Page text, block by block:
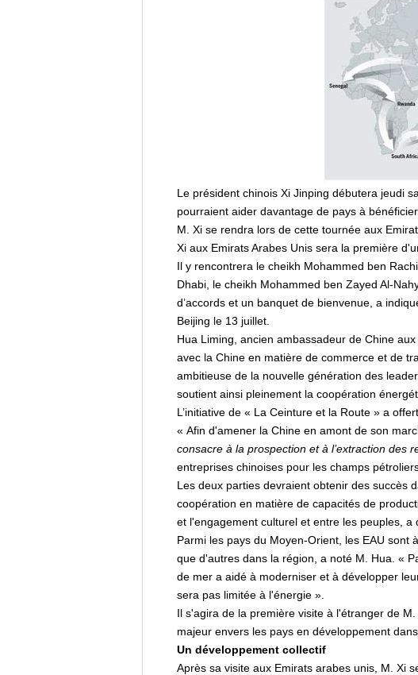
Le président chinois Xi Jinping débutera jeudi
pourraient aider davantage de pays à
M. Xi se rendra lors de cette tournée aux
Xi aux Emirats Arabes Unis sera la première
Il y rencontrera le cheikh Mohammed ben
Dhabi, le cheikh Mohammed ben Zayed Al-
d’accords et un banquet de bienvenue, a
Beijing le 13 juillet.
Hua Liming, ancien ambassadeur de Chine
avec la Chine en matière de commerce et de
ambitieuse de la nouvelle génération des
soutient ainsi pleinement la coopération
L’initiative de « La Ceinture et la Route » a
« Afin d'amener la Chine en amont de son
consacre à la prospection et à l’extraction des
entreprises chinoises pour les champs
Les deux parties devraient obtenir des succès
coopération en matière de capacités de
et l'engagement culturel et entre les peuples, a
Parmi les pays du Moyen-Orient, les EAU
que d'autres dans la région, a noté M. Hua. «
de mer a aidé à moderniser et à développer
sera pas limitée à l'énergie ».
Il s'agira de la première visite à l'étranger de
majeur envers les pays en développement
Un développement collectif
Après sa visite aux Emirats arabes unis, M. Xi